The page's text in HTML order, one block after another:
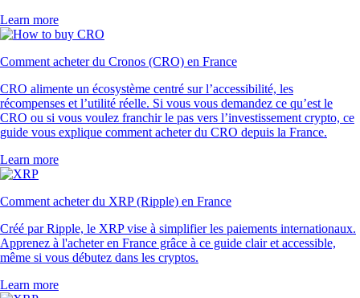
Learn more
Comment acheter du Cronos (CRO) en France
CRO alimente un écosystème centré sur l’accessibilité, les
récompenses et l’utilité réelle. Si vous vous demandez ce qu’est le
CRO ou si vous voulez franchir le pas vers l’investissement crypto, ce
guide vous explique comment acheter du CRO depuis la France.
Learn more
Comment acheter du XRP (Ripple) en France
Créé par Ripple, le XRP vise à simplifier les paiements internationaux.
Apprenez à l'acheter en France grâce à ce guide clair et accessible,
même si vous débutez dans les cryptos.
Learn more